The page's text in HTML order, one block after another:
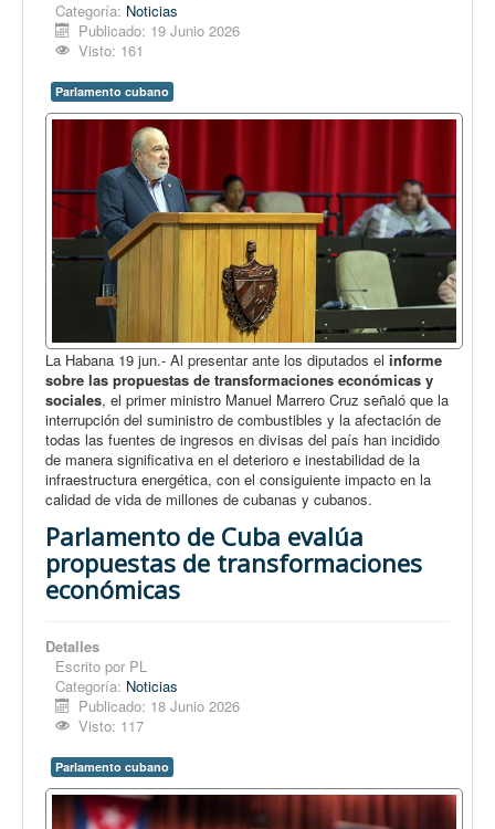
En audio
Medio Ambiente
Ciencia, tecnología y curiosidades
Inglés
Desempolvando la historia
Categoría: Noticias
Publicado: 19 Junio 2026
Visto: 161
Parlamento cubano
La Habana 19 jun.- Al presentar ante los diputados el informe
sobre las propuestas de transformaciones económicas y
sociales, el primer ministro Manuel Marrero Cruz señaló que la
interrupción del suministro de combustibles y la afectación de
todas las fuentes de ingresos en divisas del país han incidido
de manera significativa en el deterioro e inestabilidad de la
infraestructura energética, con el consiguiente impacto en la
calidad de vida de millones de cubanas y cubanos.
Parlamento de Cuba evalúa
propuestas de transformaciones
económicas
Detalles
Escrito por PL
Categoría: Noticias
Publicado: 18 Junio 2026
Visto: 117
Parlamento cubano